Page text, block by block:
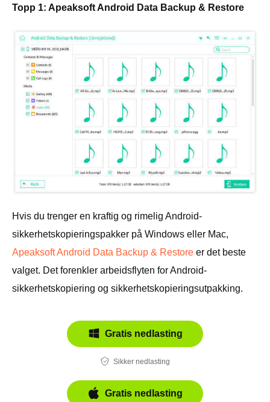
Topp 1: Apeaksoft Android Data Backup & Restore
Hvis du trenger en kraftig og rimelig Android-
sikkerhetskopieringspakker på Windows eller Mac,
Apeaksoft Android Data Backup & Restore er det beste
valget. Det forenkler arbeidsflyten for Android-
sikkerhetskopiering og sikkerhetskopieringsutpakking.
Gratis nedlasting
Sikker nedlasting
Gratis nedlasting